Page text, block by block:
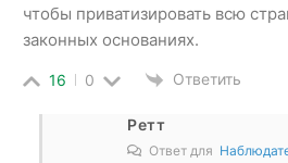
чтобы приватизировать всю
законных основаниях.
16 0 Ответить
Ретт
Ответ для